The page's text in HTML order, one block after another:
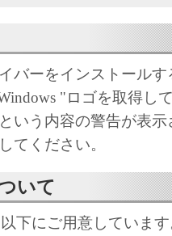
本契約書以外の各マニ
の、お客様とキヤノン
。）との間の契約書で
を示す下記のボタンを
トウェア」の使用のい
したことになります。
同意できない場合、「
バーをインストールす
"ロゴを取得し
いう内容の警告が表
てください。
いて
下にご用意していま